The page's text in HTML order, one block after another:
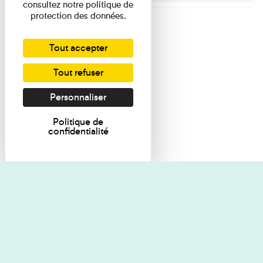
consultez notre politique de
protection des données.
Tout accepter
Tout refuser
Personnaliser
Politique de
confidentialité